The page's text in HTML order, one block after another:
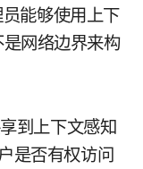
能够​使用​上​下​
网络​边界​来​构​
到​上​下文​感知​
是否​有​权​访问​